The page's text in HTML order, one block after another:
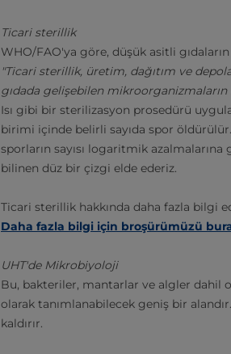
Ticari sterillik
WHO/FAO'ya göre, düşük asitli
"Ticari sterillik, üretim, dağıtım ve
gıdada gelişebilen mikroorganizmaların
Isı gibi bir sterilizasyon prosedürü
birimi içinde belirli sayıda spor öldürülür.
sporların sayısı logaritmik
bilinen düz bir çizgi elde ederiz.
Ticari sterillik hakkında daha fazla bilgi
Daha fazla bilgi için broşürümüzü
UHT'de Mikrobiyoloji
Bu, bakteriler, mantarlar ve algler dahil
olarak tanımlanabilecek geniş bir
kaldırır.